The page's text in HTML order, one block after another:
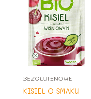
BEZGLUTENOWE
KISIEL O SMAKU